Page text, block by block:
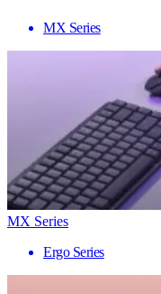
MX Series
MX Series
Ergo Series